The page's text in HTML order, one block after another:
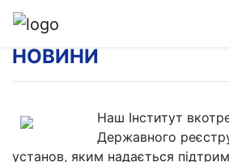
НОВИНИ
Наш Інститут
Державного
установ, яким надається